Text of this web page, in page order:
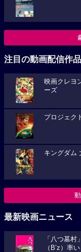
注目の動画配信作品
映画クレヨ
ーズ
プロジェク
キングダム
最新映画ニュース
「八つ墓
（B’z）率